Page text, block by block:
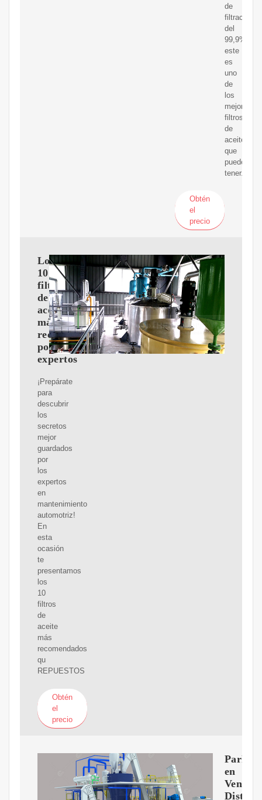
de
filtración
del
99,9%,
este
es
uno
de
los
mejores
filtros
de
aceite
que
puede
tener.
Obtén
el
precio
Los
10
filtros
de
aceite
más
recomendados
por
expertos
¡Prepárate
para
descubrir
los
secretos
mejor
guardados
por
los
expertos
en
mantenimiento
automotriz!
En
esta
ocasión
te
presentamos
los
10
filtros
de
aceite
más
recomendados
qu
REPUESTOS
Obtén
el
precio
Parker
en